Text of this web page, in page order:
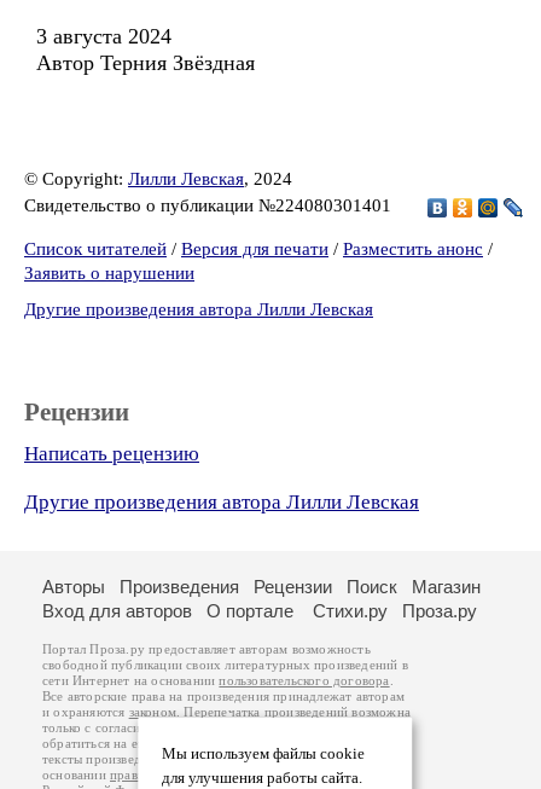
3 августа 2024
Автор Терния Звёздная
© Copyright: Лилли Левская, 2024
Свидетельство о публикации №224080301401
Список читателей / Версия для печати / Разместить анонс /
Заявить о нарушении
Другие произведения автора Лилли Левская
Рецензии
Написать рецензию
Другие произведения автора Лилли Левская
Мы используем файлы cookie
для улучшения работы сайта.
Авторы Произведения Рецензии Поиск
Магазин
Вход для авторов
О портале Стихи.ру Проза.ру
Портал Проза.ру предоставляет авторам возможность
свободной публикации своих литературных произведений в
сети Интернет на основаниипользовательского договора
Все авторские права на произведения принадлежат авторам
и охраняются законом . Перепечатка произведений возможна
только с согласия его автора, к которому вы можете
обратиться на его авторской странице. Ответственность за
тексты произведений авторы несут самостоятельно на
основанииправил публикацииизаконодательства